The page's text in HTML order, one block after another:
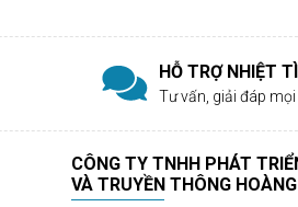
HỖ TRỢ NHIỆT
Tư vấn, giải đáp
CÔNG TY TNHH PHÁT
VÀ TRUYỀN THÔNG